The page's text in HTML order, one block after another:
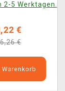
2-5 Werktagen.
€
€